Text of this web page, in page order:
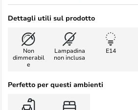
Dettagli utili sul prodotto
Non
dimmerabil
e
Lampadina
non inclusa
E14
Perfetto per questi ambienti